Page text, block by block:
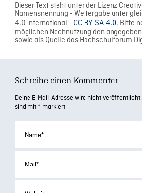
Dieser Text steht unter der Lizenz
Namensnennung - Weitergabe unter
4.0 International - CC BY-SA 4.0. Bitte
möglichen Nachnutzung den
sowie als Quelle das Hochschulforum
Schreibe einen Kommentar
Deine E-Mail-Adresse wird nicht veröffentlicht.
sind mit * markiert